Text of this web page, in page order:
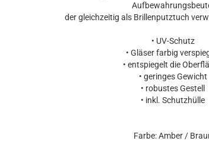
der gleichzeitig als Brillenputztuch
• UV-Schutz
• Gläser farbig
• entspiegelt die
• geringes Gewicht
• robustes Gestell
• inkl. Schutzhülle
Farbe: Amber /